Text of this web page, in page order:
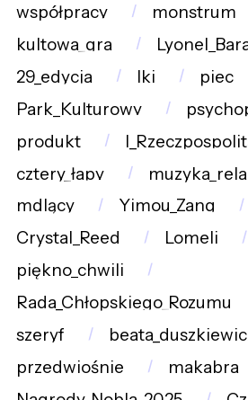
współpracy
monstrum
kultowa_gra
29_edycja
lki
piec
Park_Kulturowy
produkt
cztery_łapy
mdlący
Yimou_Zang
Crystal_Reed
Lomeli
piękno_chwili
Rada_Chłopskiego_Rozumu
szeryf
przedwiośnie
makabra